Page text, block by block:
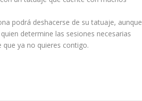
podrá deshacerse de su tatuaje, aunque
determine las sesiones necesarias
ya no quieres contigo.